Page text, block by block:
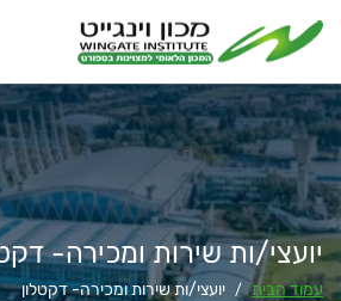
יועצי/ות שירות ומכירה-
עמוד הבית / יועצי/ות שירות ומכירה- דקטלון